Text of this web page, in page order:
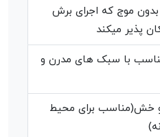
موج که اجرای برش
پذیر میکند
با سبک های مدرن و
و خش(مناسب برای محیط